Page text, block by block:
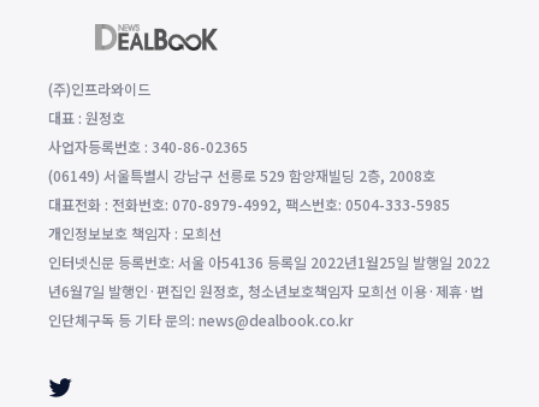
(주)인프라와이드
대표 : 원정호
사업자등록번호 : 340-86-02365
(06149) 서울특별시 강남구 선릉로 529 함양재빌딩 2층, 2008호
대표전화 : 전화번호: 070-8979-4992, 팩스번호: 0504-333-5985
개인정보보호 책임자 : 모희선
인터넷신문 등록번호: 서울 아54136 등록일 2022년1월25일 발행일 2022
년6월7일 발행인·편집인 원정호, 청소년보호책임자 모희선 이용·제휴·법
인단체구독 등 기타 문의: news@dealbook.co.kr